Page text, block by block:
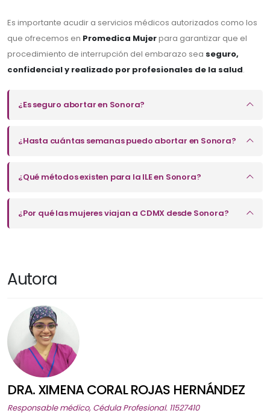
Es importante acudir a servicios médicos autorizados como los
que ofrecemos en Promedica Mujerpara garantizar que el
procedimiento de interrupción del embarazo sea seguro,
confidencial y realizado por profesionales de la salud.
¿Es seguro abortar en Sonora?
¿Hasta cuántas semanas puedo abortar en Sonora?
¿Qué métodos existen para la ILE en Sonora?
¿Por qué las mujeres viajan a CDMX desde Sonora?
Autora
DRA. XIMENA CORAL ROJAS HERNÁNDEZ
Responsable médico, Cédula Profesional. 11527410